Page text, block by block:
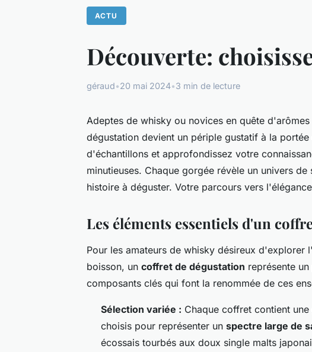
ACTU
Découverte:
géraud•20 mai 2024•3 min de lecture
Adeptes de whisky ou novices en quête
dégustation devient un périple gustatif à la
d'échantillons et approfondissez votre
minutieuses. Chaque gorgée révèle un univers
histoire à déguster. Votre parcours vers
Les éléments essentiels d'un
Pour les amateurs de whisky désireux d'explorer
boisson, un coffret de dégustation représente
composants clés qui font la renommée de ces
Sélection variée : Chaque coffret contient
choisis pour représenter un spectre large de
écossais tourbés aux doux single malts